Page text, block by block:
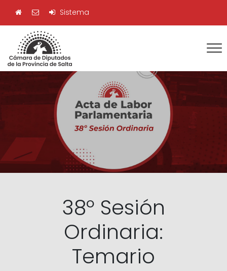
Sistema
38º Sesión
Ordinaria:
Temario